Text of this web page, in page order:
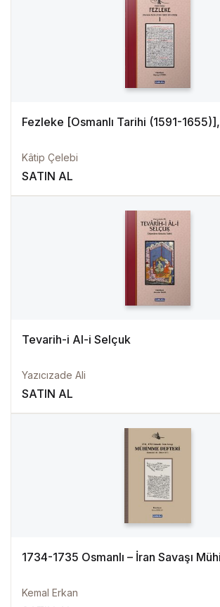
Fezleke [Osmanlı Tarihi (1591-
Kâtip Çelebi
SATIN AL
Tevarih-i Al-i Selçuk
Yazıcızade Ali
SATIN AL
1734-1735 Osmanlı – İran Savaşı
Kemal Erkan